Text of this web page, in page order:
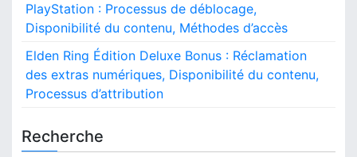
PlayStation : Processus de déblocage,
Disponibilité du contenu, Méthodes d’accès
Elden Ring Édition Deluxe Bonus : Réclamation
des extras numériques, Disponibilité du contenu,
Processus d’attribution
Recherche